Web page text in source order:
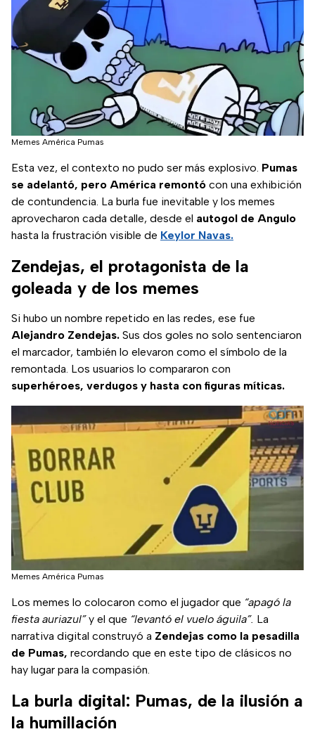
Memes América Pumas
Esta vez, el contexto no pudo ser más explosivo. Pumas
se adelantó, pero América remontó con una exhibición
de contundencia. La burla fue inevitable y los memes
aprovecharon cada detalle, desde el autogol de Angulo
hasta la frustración visible de Keylor Navas.
Zendejas, el protagonista de la
goleada y de los memes
Si hubo un nombre repetido en las redes, ese fue
Alejandro Zendejas. Sus dos goles no solo sentenciaron
el marcador, también lo elevaron como el símbolo de la
remontada. Los usuarios lo compararon con
superhéroes, verdugos y hasta con figuras míticas.
Memes América Pumas
Los memes lo colocaron como el jugador que “apagó la
fiesta auriazul”y el que “levantó el vuelo águila”. La
narrativa digital construyó a Zendejas como la pesadilla
de Pumas, recordando que en este tipo de clásicos no
hay lugar para la compasión.
La burla digital: Pumas, de la ilusión a
la humillación